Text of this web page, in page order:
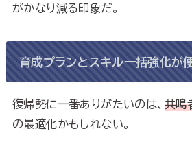
がかなり減る印象だ。
育成プランとスキル一括強化が
復帰勢に一番ありがたいのは、 共鳴
の最適化かもしれない。